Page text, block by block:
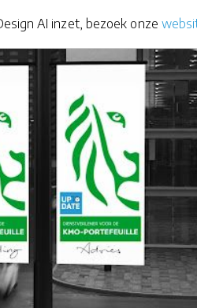
AI inzet, bezoek onze